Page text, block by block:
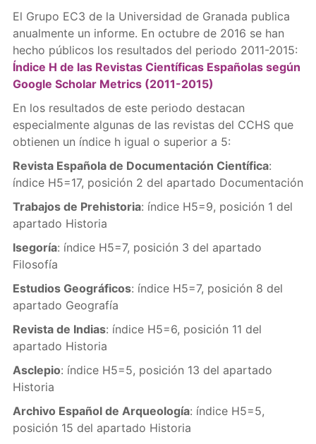
El Grupo EC3 de la Universidad de Granada publica
anualmente un informe. En octubre de 2016 se han
hecho públicos los resultados del periodo 2011-2015:
Índice H de las Revistas Científicas Españolas según
Google Scholar Metrics (2011-2015)
En los resultados de este periodo destacan
especialmente algunas de las revistas del CCHS que
obtienen un índice h igual o superior a 5:
Revista Española de Documentación Científica:
índice H5=17, posición 2 del apartado Documentación
Trabajos de Prehistoria: índice H5=9, posición 1 del
apartado Historia
Isegoría: índice H5=7, posición 3 del apartado
Filosofía
Estudios Geográficos: índice H5=7, posición 8 del
apartado Geografía
Revista de Indias: índice H5=6, posición 11 del
apartado Historia
Asclepio: índice H5=5, posición 13 del apartado
Historia
Archivo Español de Arqueología: índice H5=5,
posición 15 del apartado Historia